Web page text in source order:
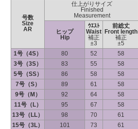
号数
Size
AR
仕上がりサイズ
Finished
Measurement
ヒップ
Hip
ｳｴｽﾄ
Waist
補正
±3
前総丈
Front length
補正
±5
1号（4S）
80 52
58
3号（3S）
83 55
58
5号（SS）
86 58
58
7号（S）
89 61
58
9号（M）
92 64
58
11号（L）
95 67
58
13号（LL）
98 70
61
15号（3L）
101 73
61